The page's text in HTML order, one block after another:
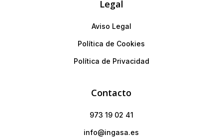
Legal
Aviso Legal
Política de Cookies
Política de Privacidad
Contacto
973 19 02 41
info@ingasa.es